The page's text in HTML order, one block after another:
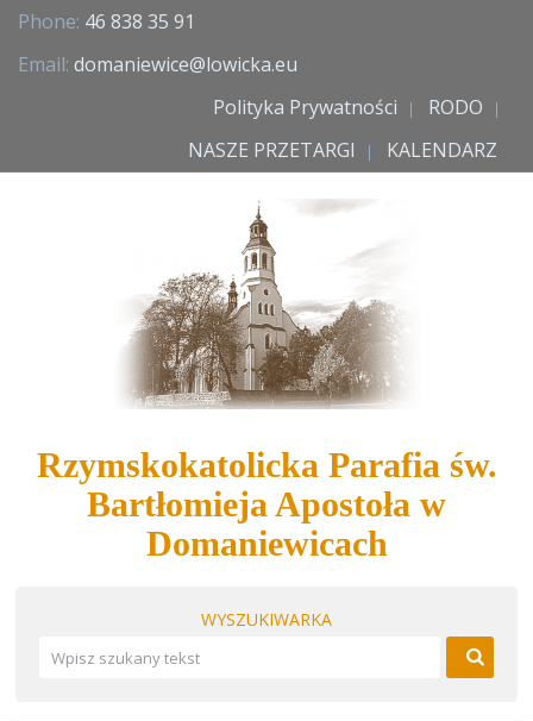
Phone: 46 838 35 91
Email: domaniewice@lowicka.eu
Polityka Prywatności
RODO
NASZE PRZETARGI
KALENDARZ
Rzymskokatolicka Parafia św.
Bartłomieja Apostoła w
Domaniewicach
WYSZUKIWARKA